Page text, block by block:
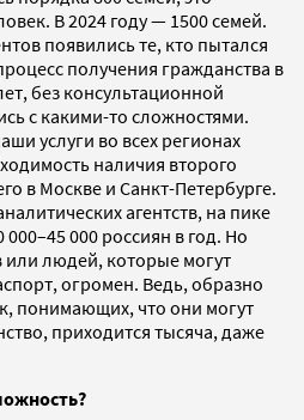
В 2024 году — 1500 семей.
появились те, кто пытался
получения гражданства в
без консультационной
с какими-то сложностями.
услуги во всех регионах
наличия второго
в Москве и Санкт-Петербурге.
агентств, на пике
000 россиян в год. Но
или людей, которые могут
огромен. Ведь, образно
понимающих, что они могут
приходится тысяча, даже